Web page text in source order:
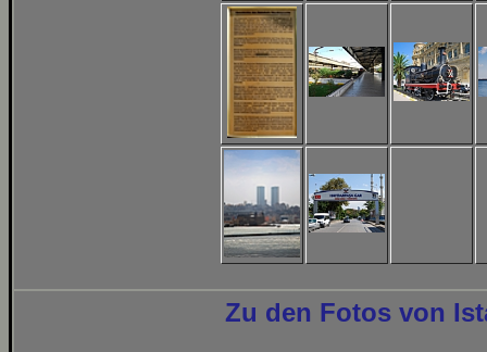
Zu den Fotos von